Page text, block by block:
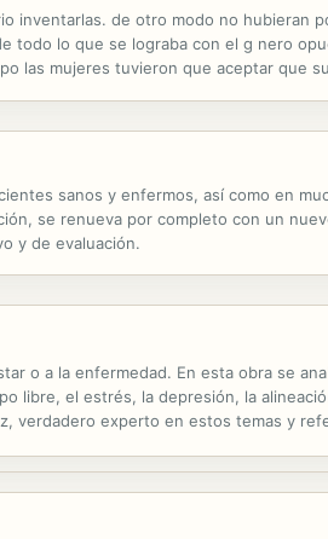
inventarlas. de otro modo no hubieran
todo lo que se lograba con el g nero
las mujeres tuvieron que aceptar que
sanos y enfermos, así como en
se renueva por completo con un
y de evaluación.
o a la enfermedad. En esta obra se
libre, el estrés, la depresión, la
verdadero experto en estos temas y